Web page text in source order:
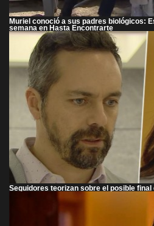
Muriel conoció a sus padres biológicos:
semana en Hasta Encontrarte
Seguidores teorizan sobre el posible final